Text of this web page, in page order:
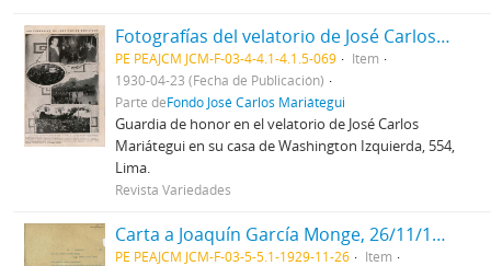
Fotografías del velatorio de José Carlos Mariátegui
PE PEAJCM JCM-F-03-4-4.1-4.1.5-069
Item
1930-04-23 (Fecha de Publicación)
Parte deFondo José Carlos Mariátegui
Guardia de honor en el velatorio de José Carlos
Mariátegui en su casa de Washington Izquierda, 554,
Lima.
Revista Variedades
Carta a Joaquín García Monge, 26/11/1929
PE PEAJCM JCM-F-03-5-5.1-1929-11-26
Item